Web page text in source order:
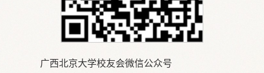
广西北京大学校友会微信公众号